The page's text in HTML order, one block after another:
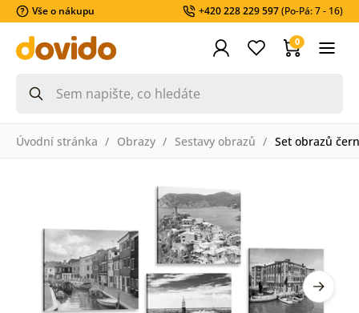
Vše o nákupu +420 228 229 597(Po-Pá: 7 - 16)
0
Úvodní stránka Obrazy Sestavy obrazů Set obrazů